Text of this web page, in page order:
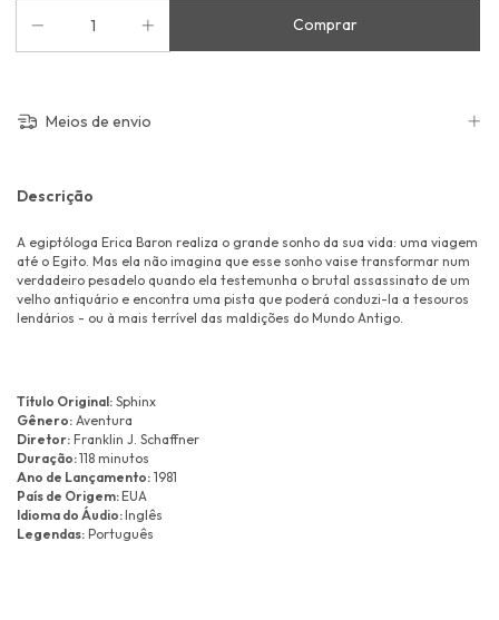
Meios de envio
Descrição
A egiptóloga Erica Baron realiza o grande sonho da sua vida: uma viagem
até o Egito. Mas ela não imagina que esse sonho vaise transformar num
verdadeiro pesadelo quando ela testemunha o brutal assassinato de um
velho antiquário e encontra uma pista que poderá conduzi-la a tesouros
lendários - ou à mais terrível das maldições do Mundo Antigo.
Título Original: Sphinx
Gênero: Aventura
Diretor: Franklin J. Schaffner
Duração:118 minutos
Ano de Lançamento: 1981
País de Origem:EUA
Idioma do Áudio:Inglês
Legendas: Português